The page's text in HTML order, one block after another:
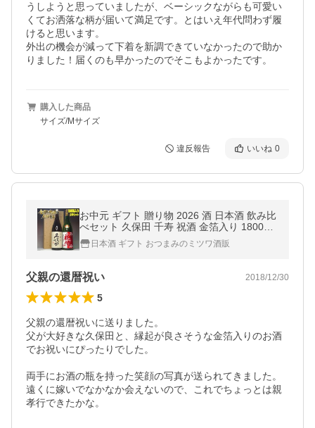
うしようと思っていましたが、ベーシックながらも可愛い
くてお洒落な柄が届いて満足です。とはいえ年代問わず履
けると思います。
外出の機会が減って下着を新調できていなかったので助か
りました！届くのも早かったのでそこもよかったです。
購入した商品
サイズ/Mサイズ
違反報告 いいね 0
お中元 ギフト 贈り物 2026 酒 日本酒 飲み比
べセット 久保田 千寿 祝酒 金箔入り 1800ml
2本セット 化粧箱付 朝日酒造 名城酒造
日本酒 ギフト おつまみのミツワ酒販
父親の還暦祝い 2018/12/30
5
父親の還暦祝いに送りました。
父が大好きな久保田と、縁起が良さそうな金箔入りのお酒
でお祝いにぴったりでした。
両手にお酒の瓶を持った笑顔の写真が送られてきました。
遠くに嫁いでなかなか会えないので、これでちょっとは親
孝行できたかな。